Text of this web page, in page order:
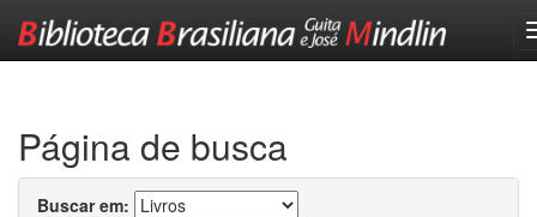
Página de busca
Buscar em: